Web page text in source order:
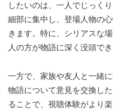
したいのは、一人でじっく
細部に集中し、登場人物の
きます。特に、シリアスな
人の方が物語に深く没頭でき
一方で、家族や友人と一緒
物語について意見を交換し
ることで、視聴体験がより